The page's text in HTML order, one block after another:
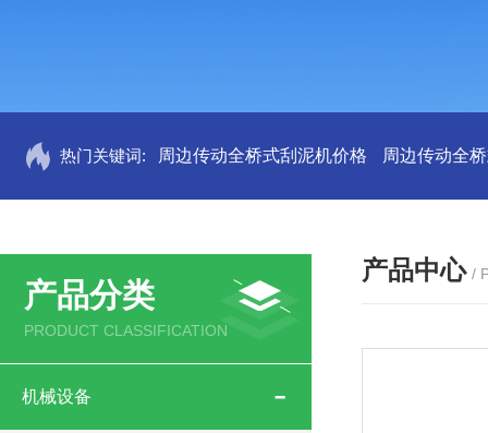
热门关键词: 周边传动全桥式刮泥机价格 周边传动全
产品分类
PRODUCT CLASSIFICATION
机械设备
产品中心 /